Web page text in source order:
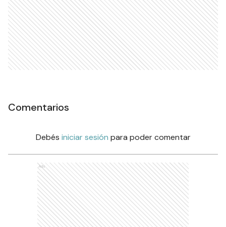
Comentarios
Debés iniciar sesión para poder comentar
Ads